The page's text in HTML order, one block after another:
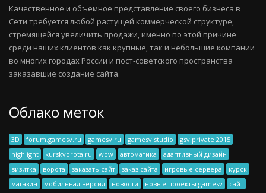
Качественное и объемное представление своего бизнеса в
Сети требуется любой растущей коммерческой структуре,
стремящейся увеличить продажи, именно по этой причине
среди наших клиентов как крупные, так и небольшие компании
во многих городах России и пост-советского пространства
заказавшие создание сайта.
Облако меток
3D forum.gamesv.ru gamesv.ru gamesv studio
gsv private 2015
highlight
kurskvorota.ru wow автоматика
адаптивный дизайн
визитка
ворота заказать сайт заказ сайта игровые сервера
курск
магазин
мобильная версия новости новые проекты gamesv
сайт